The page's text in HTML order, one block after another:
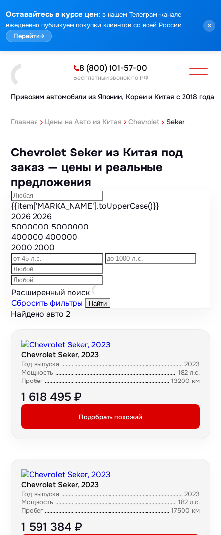
Оставайтесь в курсе цен: в нашем Телеграм-канале
ежедневно публикуем покупки клиентов со всей России
Перейти→
×
Привозим автомобили из Японии, Кореи и Китая с 2018 года
8 (800) 101-57-00
Бесплатный звонок по РФ
Главная Цены на Авто из Китая Chevrolet Seker
Chevrolet Seker из Китая под
заказ — цены и реальные
предложения
{{item['MARKA_NAME'].toUpperCase()}}
20262026
5000000 5000000
400000400000
20002000
Расширенный поиск
Сбросить фильтры
Найти
Найдено авто2
Chevrolet Seker, 2023
Год выпуска
2023
Мощность
182 л.с.
Пробег
13200 км
1 618 495 ₽
Подобрать похожий
Chevrolet Seker, 2023
Год выпуска
2023
Мощность
182 л.с.
Пробег
17500 км
1 591 384 ₽